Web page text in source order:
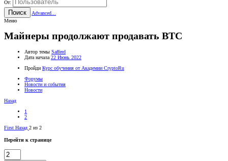
От:
Поиск
Advanced...
Меню
Майнеры продолжают продавать BTC
Автор темы Safferd
Дата начала 22 Июнь 2022
Пройди Курс обучения от Академии CryptoRu
Форумы
Новости и события
Новости
Назад
1
2
First Назад 2 из 2
Перейти к странице